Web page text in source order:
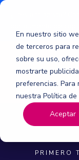
En nuestro sitio
de terceros para
sobre su uso,
mostrarte
preferencias. Para
nuestra Política de
Aceptar
¿Eres accionista?
PRIMERO